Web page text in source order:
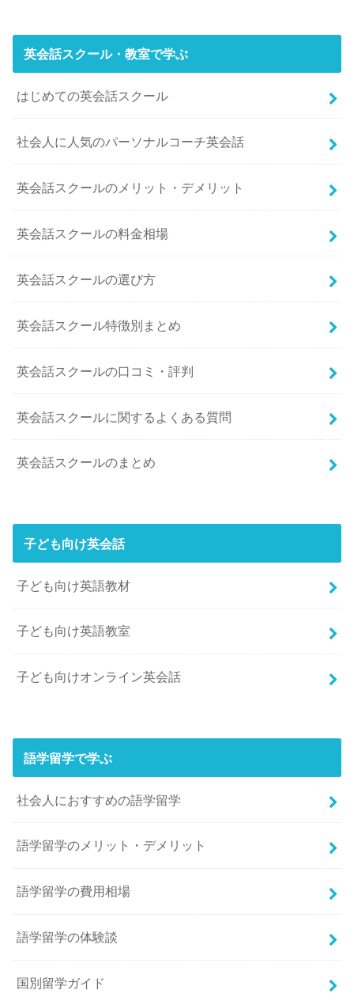
英会話スクール・教室で学ぶ
はじめての英会話スクール
社会人に人気のパーソナルコーチ英会話
英会話スクールのメリット・デメリット
英会話スクールの料金相場
英会話スクールの選び方
英会話スクール特徴別まとめ
英会話スクールの口コミ・評判
英会話スクールに関するよくある質問
英会話スクールのまとめ
子ども向け英会話
子ども向け英語教材
子ども向け英語教室
子ども向けオンライン英会話
語学留学で学ぶ
社会人におすすめの語学留学
語学留学のメリット・デメリット
語学留学の費用相場
語学留学の体験談
国別留学ガイド